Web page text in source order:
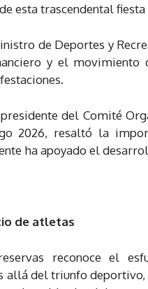
esta trascendental
de Deportes y
y el movimiento
del Comité
2026, resaltó la
ha apoyado el
de atletas
reconoce el
allá del triunfo